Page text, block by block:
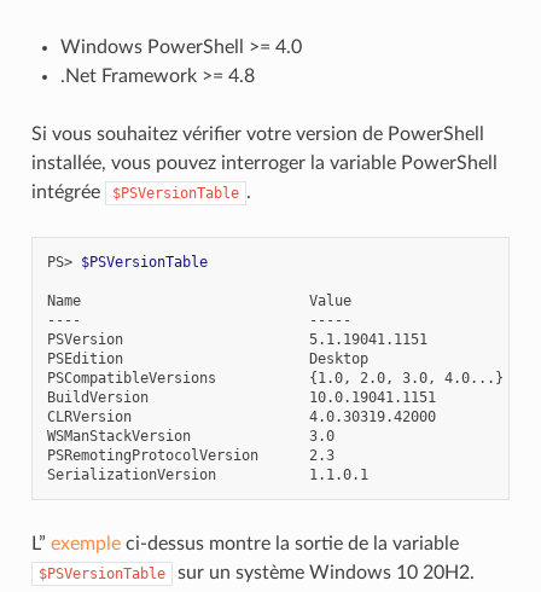
Windows PowerShell >= 4.0
.Net Framework >= 4.8
Si vous souhaitez vérifier votre version de PowerShell
installée, vous pouvez interroger la variable PowerShell
intégrée
$PSVersionTable .
PS> $PSVersionTable
Name
Value
----
-----
PSVersion
5. 1. 19041. 1151
PSEdition
Desktop
PSCompatibleVersions
{1.0, 2.0, 3.0, 4.0...}
BuildVersion
10.0. 19041. 1151
CLRVersion
4.0.30319.42000
WSManStackVersion
3.0
PSRemotingProtocolVersion
2.3
SerializationVersion
1. 1.0. 1
L” exempleci-dessus montre la sortie de la variable
$PSVersionTable sur un système Windows 10 20H2.